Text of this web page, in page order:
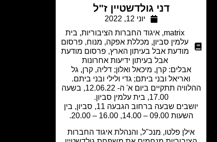
דני גולדשטיין ז"ל
איגוד החברות הציבוריות,בית
עלמין סביון,מכללת אפקה,מנוח,פרסום
מודעת אבל בעיתון הארץ,פרסום מודעת
אבל בעיתון ידיעות אחרונות
אבלים: קרן, מיכאל ואלון; דליה, קרן, גל
ואריאל ובני ביתם; גדי ולילי ובני ביתם.
ההלוויה תתקיים ביום א' ה- 12.06.22, בשעה
יושבים שבעה ברחוב הגבעה 11, סביון, בין
פלטו, מנכ"ל, והנהלת איגוד החברות